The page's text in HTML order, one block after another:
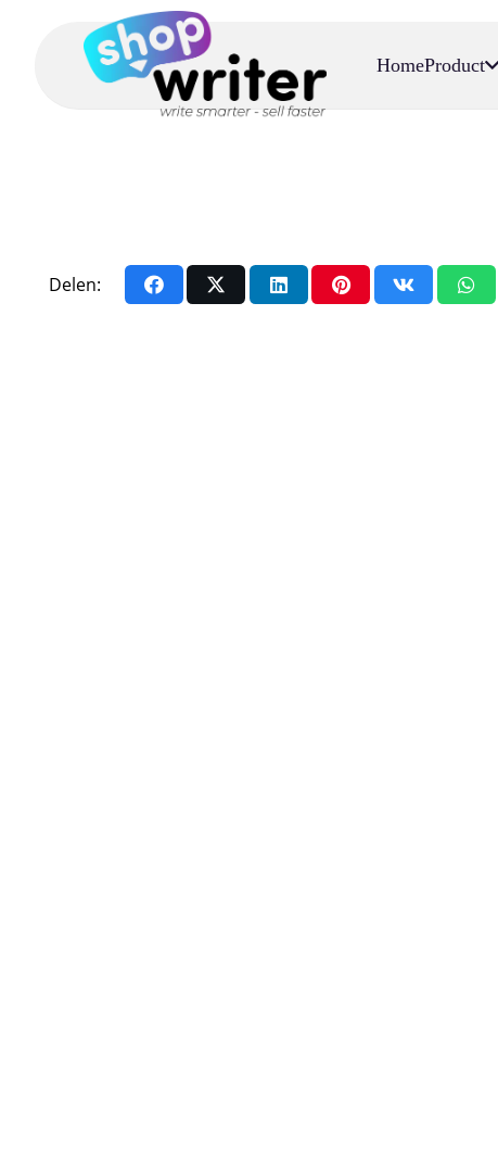
HomeProduct
Delen: